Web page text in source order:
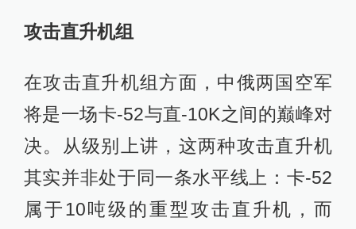
攻击直升机组
在攻击直升机组方面，中俄两国空军
将是一场卡-52与直-10K之间的巅峰对
决。从级别上讲，这两种攻击直升机
其实并非处于同一条水平线上：卡-52
属于10吨级的重型攻击直升机，而